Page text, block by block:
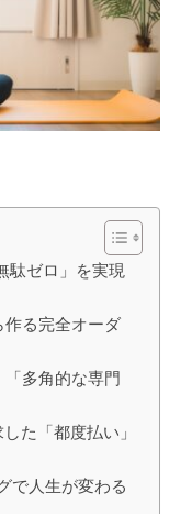
駄ゼロ」を実現
る完全オーダ
多角的な専門
た「都度払い」
で人生が変わる